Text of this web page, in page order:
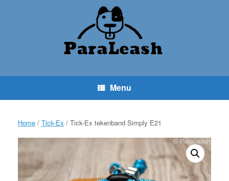
Menu
Home / Tick-Ex / Tick-Ex tekenband Simply E21